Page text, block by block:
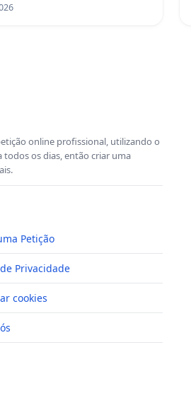
online profissional, utilizando o
todos os dias, então criar uma
Petição
Privacidade
cookies